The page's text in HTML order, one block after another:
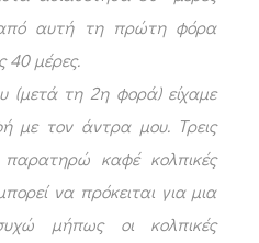
αυτή τη πρώτη φόρα
40 μέρες.
(μετά τη 2η φορά) είχαμε
με τον άντρα μου. Τρεις
καφέ κολπικές
να πρόκειται για μια
μήπως οι κολπικές